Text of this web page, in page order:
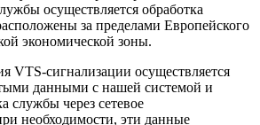
осуществляется обработка
за пределами Европейского
экономической зоны.
VTS-сигнализации осуществляется
данными с нашей системой и
службы через сетевое
необходимости, эти данные